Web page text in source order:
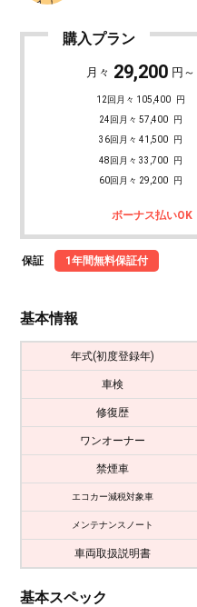
購入プラン
月々 29,200 円～
12回月々 105,400 円
24回月々 57,400 円
36回月々 41,500 円
48回月々 33,700 円
60回月々 29,200 円
ボーナス払いOK
保証 1年間無料保証付
基本情報
年式(初度登録年)
車検
修復歴
ワンオーナー
禁煙車
エコカー減税対象車
メンテナンスノート
車両取扱説明書
基本スペック